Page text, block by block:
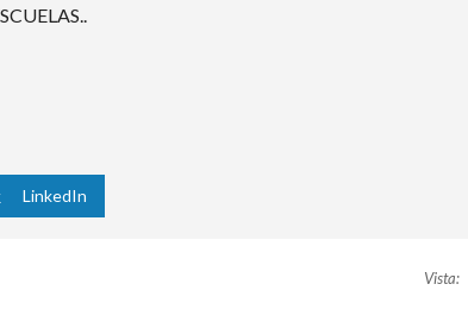
LinkedIn
Vista: